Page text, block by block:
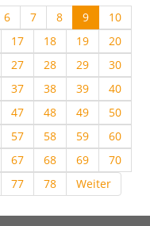
6 7 8 9
10
17 18 19
20
27 28 29
30
37 38 39
40
47 48 49
50
57 58 59
60
67 68 69
70
77 78 Weiter